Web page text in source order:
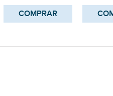
COMPRAR